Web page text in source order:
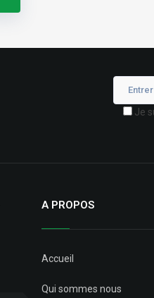
Je
A PROPOS
Accueil
Qui sommes nous